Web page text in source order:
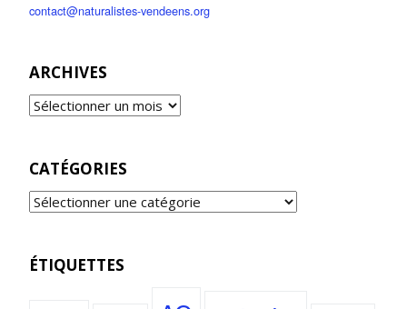
contact@naturalistes-vendeens.org
ARCHIVES
CATÉGORIES
ÉTIQUETTES